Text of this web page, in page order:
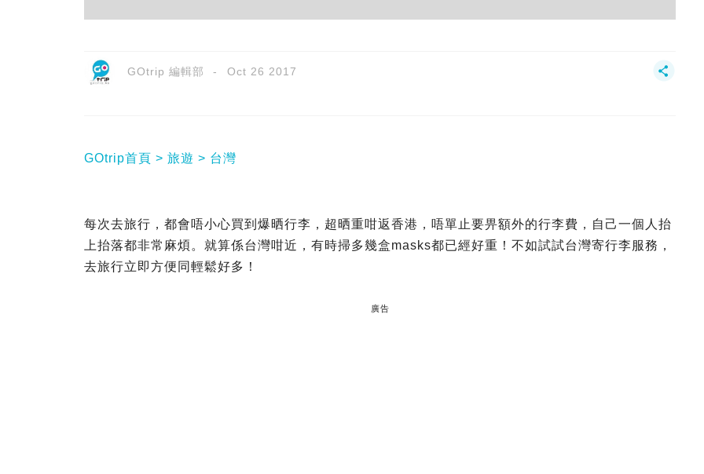
GOtrip 編輯部 Oct 26 2017
GOtrip首頁 旅遊 台灣
每次去旅行，都會唔小心買到爆晒行李，超晒重咁返香港，唔單止要畀額外的行李費，自己一個人抬
上抬落都非常麻煩。就算係台灣咁近，有時掃多幾盒masks都已經好重！不如試試台灣寄行李服務，
去旅行立即方便同輕鬆好多！
廣告